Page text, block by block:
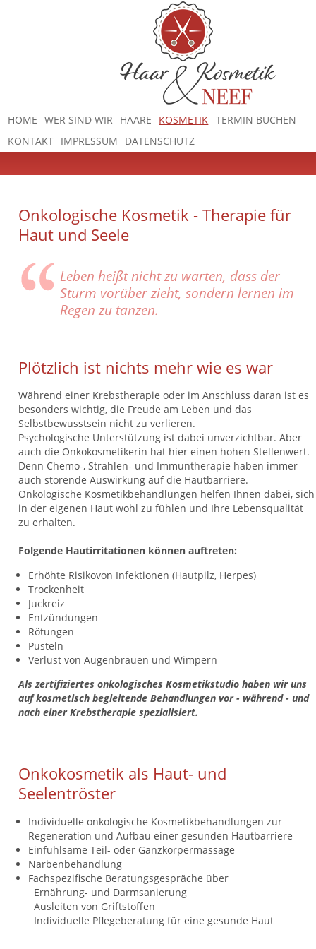
HOME WER SIND WIR HAARE KOSMETIK TERMIN BUCHEN
KONTAKT IMPRESSUM DATENSCHUTZ
Onkologische Kosmetik - Therapie für
Haut und Seele
Leben heißt nicht zu warten, dass der
Sturm vorüber zieht, sondern lernen im
Regen zu tanzen.
Plötzlich ist nichts mehr wie es war
Während einer Krebstherapie oder im Anschluss daran ist es
besonders wichtig, die Freude am Leben und das
Selbstbewusstsein nicht zu verlieren.
Psychologische Unterstützung ist dabei unverzichtbar. Aber
auch die Onkokosmetikerin hat hier einen hohen Stellenwert.
Denn Chemo-, Strahlen- und Immuntherapie haben immer
auch störende Auswirkung auf die Hautbarriere.
Onkologische Kosmetikbehandlungen helfen Ihnen dabei, sich
in der eigenen Haut wohl zu fühlen und Ihre Lebensqualität
zu erhalten.
Folgende Hautirritationen können auftreten:
Erhöhte Risikovon Infektionen (Hautpilz, Herpes)
Trockenheit
Juckreiz
Entzündungen
Rötungen
Pusteln
Verlust von Augenbrauen und Wimpern
Als zertifiziertes onkologisches Kosmetikstudio haben wir uns
auf kosmetisch begleitende Behandlungen vor - während - und
nach einer Krebstherapie spezialisiert.
Onkokosmetik als Haut- und
Seelentröster
Individuelle onkologische Kosmetikbehandlungen zur
Regeneration und Aufbau einer gesunden Hautbarriere
Einfühlsame Teil- oder Ganzkörpermassage
Narbenbehandlung
Fachspezifische Beratungsgespräche über
Ernährung- und Darmsanierung
Ausleiten von Griftstoffen
Individuelle Pflegeberatung für eine gesunde Haut